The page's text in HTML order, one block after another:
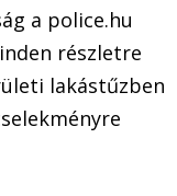
a police.hu
részletre
lakástűzben